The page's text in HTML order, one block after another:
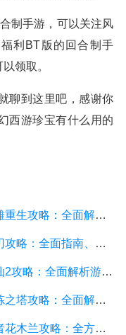
制手游，可以关注风
利BT版的回合制手
领取。
聊到这里吧，感谢你
西游珍宝有什么用的
英雄重生攻略：全面解析游戏中的技巧和策略
鬼刃攻略：全面指南、技巧和秘籍，助你成为顶尖玩家
斗仙2攻略：全面解析游戏技巧、副本攻略、装备养成和战斗策略
试炼之塔攻略：全面解析游戏技巧与策略，帮你征服每一层塔
王者花木兰攻略：全方位解析花木兰的技能、装备和打法